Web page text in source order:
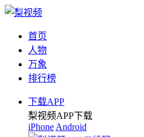
首页
人物
万象
排行榜
下载APP
梨视频APP下载
iPhone Android